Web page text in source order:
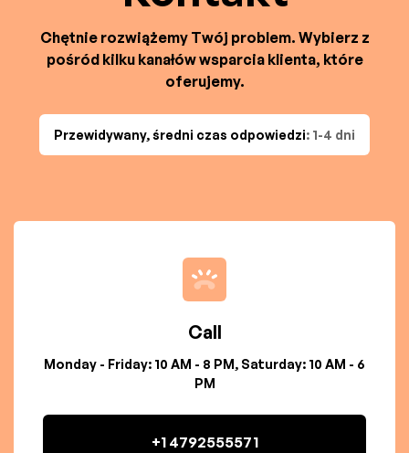
Chętnie rozwiążemy Twój problem. Wybierz z
pośród kilku kanałów wsparcia klienta, które
oferujemy.
Przewidywany, średni czas odpowiedzi: 1-4 dni
Call
Monday - Friday: 10 AM - 8 PM, Saturday: 10 AM - 6
PM
+1 4792555571